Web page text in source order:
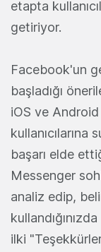
etapta
getiriyor.
Facebook'un
başladığı
iOS ve Android
başarı elde
Messenger
analiz edip,
ilki